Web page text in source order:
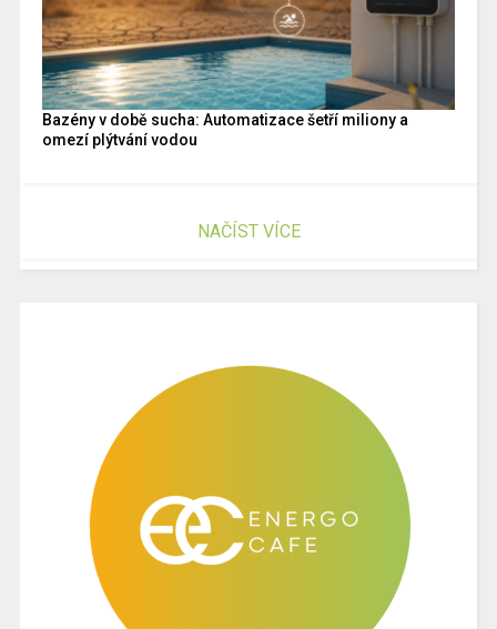
Bazény v době sucha: Automatizace šetří miliony a
omezí plýtvání vodou
NAČÍST VÍCE